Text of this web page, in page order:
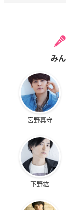
み
宮野真守
下野紘